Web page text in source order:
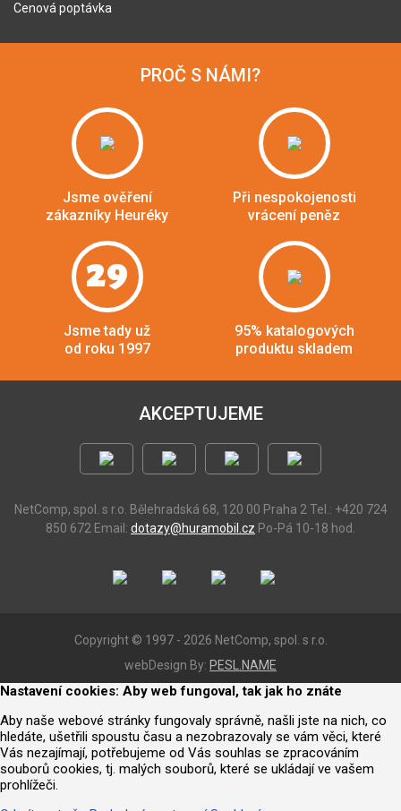
Cenová poptávka
PROČ S NÁMI?
Jsme ověření
zákazníky Heuréky
Při nespokojenosti
vrácení peněz
29
Jsme tady už
od roku 1997
95% katalogových
produktu skladem
AKCEPTUJEME
NetComp, spol. s r.o. Bělehradská 68, 120 00 Praha 2 Tel.: +420 724
850 672 Email: dotazy@huramobil.cz Po-Pá 10-18 hod.
Copyright © 1997 - 2026 NetComp, spol. s r.o.
webDesign By: PESL.NAME
Nastavení cookies: Aby web fungoval, tak jak ho znáte
Aby naše webové stránky fungovaly správně, našli jste na nich, co
hledáte, ušetřili spoustu času a nezobrazovaly se vám věci, které
Vás nezajímají, potřebujeme od Vás souhlas se zpracováním
souborů cookies, tj. malých souborů, které se ukládají ve vašem
prohlížeči.